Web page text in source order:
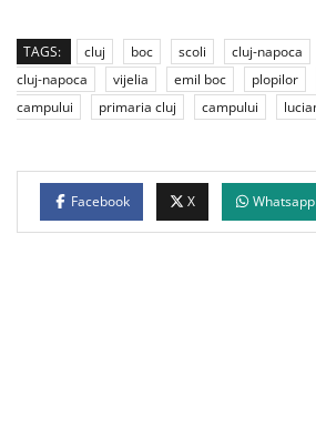
TAGS: cluj boc scoli cluj-napoca
cluj-napoca
vijelia emil boc plopilor
campului
primaria cluj campului
Facebook X Whatsapp